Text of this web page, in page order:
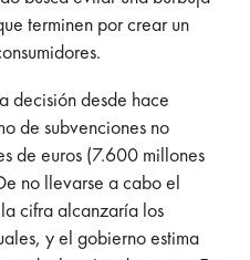
terminen por crear un
decisión desde hace
de subvenciones no
de euros (7.600 millones
no llevarse a cabo el
cifra alcanzaría los
y el gobierno estima